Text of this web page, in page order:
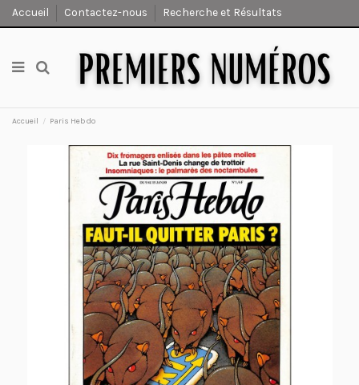
Accueil Contactez-nous Recherche et Résultats
Accueil Paris Hebdo